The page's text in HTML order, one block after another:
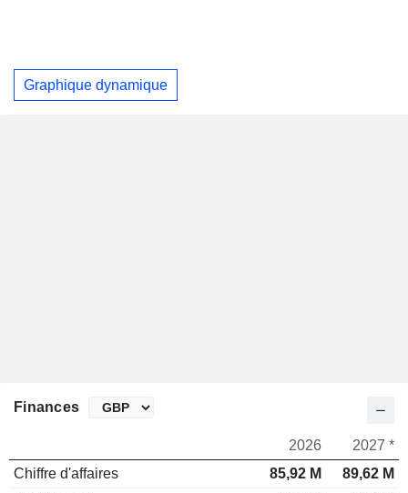
Graphique dynamique
Finances
2026
2027 *
Chiffre d'affaires
85,92 M
89,62 M